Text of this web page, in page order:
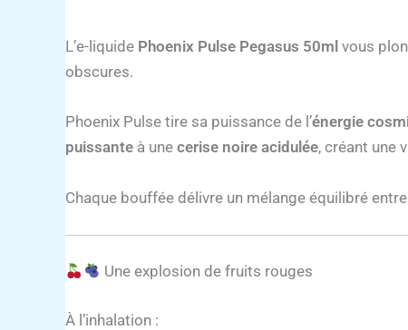
L’e-liquide Phoenix Pulse Pegasus 50ml vous
obscures.
Phoenix Pulse tire sa puissance de l’énergie
puissante à une cerise noire acidulée, créant une
Chaque bouffée délivre un mélange équilibré entre
Une explosion de fruits rouges
À l’inhalation :